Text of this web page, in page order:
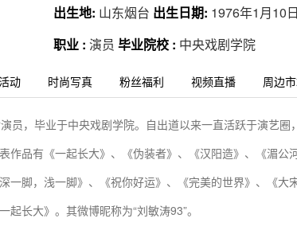
出生地: 山东烟台 出生日期: 1976年1月10日
职业 : 演员 毕业院校 : 中央戏剧学院
动 时尚写真 粉丝福利 视频直播 周边
员，毕业于中央戏剧学院。自出道以来一直活跃于演艺
作品有《一起长大》、《伪装者》、《汉阳造》、《湄公
一脚，浅一脚》、《祝你好运》、《完美的世界》、《大
长大》。其微博昵称为“刘敏涛93”。